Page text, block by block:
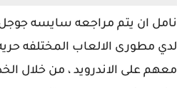
نامل ان يتم مراجعه سايسه جوجل
لدي مطورى الالعاب المختلفه
معهم على الاندرويد ، من خلال